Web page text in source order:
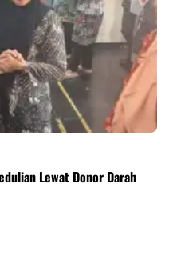
Lewat Donor Darah